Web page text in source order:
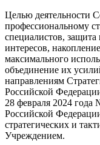
Целью деятельности
профессиональному
специалистов,
интересов,
максимального
объединение их
направлениям
Российской
28 февраля 2024 года
Российской
стратегических и
Учреждением.